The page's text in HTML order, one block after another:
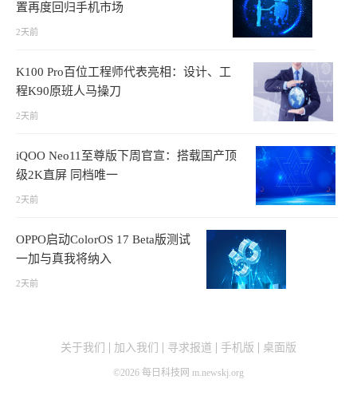
置再度回归手机市场
2天前
K100 Pro百位工程师代表亮相：设计、工
程K90原班人马操刀
2天前
iQOO Neo11至尊版下周官宣：搭载国产顶
级2K直屏 同档唯一
2天前
OPPO启动ColorOS 17 Beta版测试
一加与真我将纳入
2天前
关于我们 加入我们 寻求报道 手机版 桌面版
©2026 每日科技网 m.newskj.org